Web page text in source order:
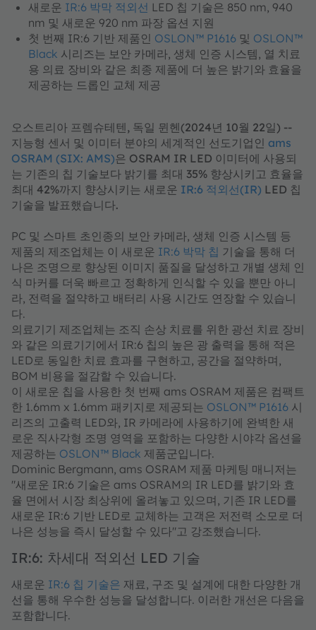
새로운 IR:6 박막 적외선 LED 칩 기술은 850 nm, 940
nm 및 새로운 920 nm 파장 옵션 지원
첫 번째 IR:6 기반 제품인 OSLON™ P1616 및 OSLON™
Black 시리즈는 보안 카메라, 생체 인증 시스템, 열 치료
용 의료 장비와 같은 최종 제품에 더 높은 밝기와 효율을
제공하는 드롭인 교체 제공
오스트리아 프렘슈테텐, 독일 뮌헨(2024년 10월 22일) --
지능형 센서 및 이미터 분야의 세계적인 선도기업인 ams
OSRAM (SIX: AMS)은 OSRAM IR LED 이미터에 사용되
는 기존의 칩 기술보다 밝기를 최대 35% 향상시키고 효율을
최대 42%까지 향상시키는 새로운 IR:6 적외선(IR) LED 칩
기술을 발표했습니다.
PC 및 스마트 초인종의 보안 카메라, 생체 인증 시스템 등
제품의 제조업체는 이 새로운 IR:6 박막 칩 기술을 통해 더
나은 조명으로 향상된 이미지 품질을 달성하고 개별 생체 인
식 마커를 더욱 빠르고 정확하게 인식할 수 있을 뿐만 아니
라, 전력을 절약하고 배터리 사용 시간도 연장할 수 있습니
다.
의료기기 제조업체는 조직 손상 치료를 위한 광선 치료 장비
와 같은 의료기기에서 IR:6 칩의 높은 광 출력을 통해 적은
LED로 동일한 치료 효과를 구현하고, 공간을 절약하며,
BOM 비용을 절감할 수 있습니다.
이 새로운 칩을 사용한 첫 번째 ams OSRAM 제품은 컴팩트
한 1.6mm x 1.6mm 패키지로 제공되는 OSLON™ P1616 시
리즈의 고출력 LED와, IR 카메라에 사용하기에 완벽한 새
로운 직사각형 조명 영역을 포함하는 다양한 시야각 옵션을
제공하는 OSLON™ Black 제품군입니다.
Dominic Bergmann, ams OSRAM 제품 마케팅 매니저는
"새로운 IR:6 기술은 ams OSRAM의 IR LED를 밝기와 효
율 면에서 시장 최상위에 올려놓고 있으며, 기존 IR LED를
새로운 IR:6 기반 LED로 교체하는 고객은 저전력 소모로 더
나은 성능을 즉시 달성할 수 있다"고 강조했습니다.
IR:6: 차세대 적외선 LED 기술
새로운 IR:6 칩 기술은 재료, 구조 및 설계에 대한 다양한 개
선을 통해 우수한 성능을 달성합니다. 이러한 개선은 다음을
포함합니다.